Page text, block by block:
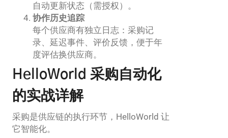
自动更新状态（需授权）。
协作历史追踪
每个供应商有独立日志：采购记
录、延迟事件、评价反馈，便于年
度评估换供应商。
HelloWorld 采购自动化
的实战详解
采购是供应链的执行环节，HelloWorld 让
它智能化。